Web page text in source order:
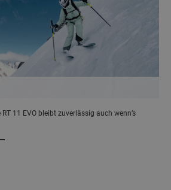
11 EVO bleibt zuverlässig auch wenn’s